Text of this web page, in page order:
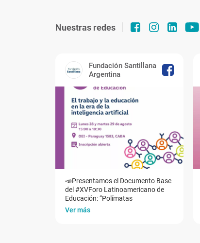
Nuestras redes
Fundación Santillana
Argentina
📣Presentamos el Documento Base
del #XVForo Latinoamericano de
Educación: “Polímatas
Ver más